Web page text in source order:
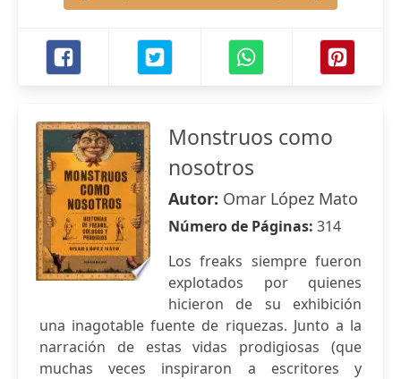
Monstruos como
nosotros
Autor: Omar López Mato
Número de Páginas: 314
Los freaks siempre fueron
explotados por quienes
hicieron de su exhibición
una inagotable fuente de riquezas. Junto a la
narración de estas vidas prodigiosas (que
muchas veces inspiraron a escritores y